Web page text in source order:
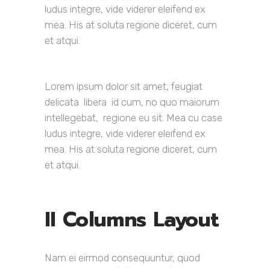
ludus integre, vide viderer eleifend ex
mea. His at soluta regione diceret, cum
et atqui.
Lorem ipsum dolor sit amet, feugiat
delicata libera id cum, no quo maiorum
intellegebat, regione eu sit. Mea cu case
ludus integre, vide viderer eleifend ex
mea. His at soluta regione diceret, cum
et atqui.
II Columns Layout
Nam ei eirmod consequuntur, quod